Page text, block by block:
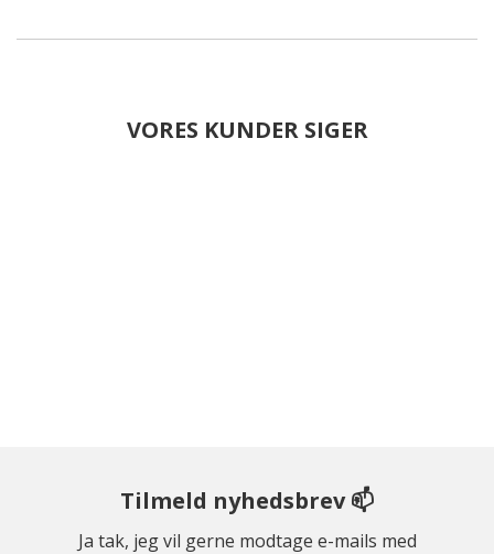
VORES KUNDER SIGER
Tilmeld nyhedsbrev 📫
Ja tak, jeg vil gerne modtage e-mails med